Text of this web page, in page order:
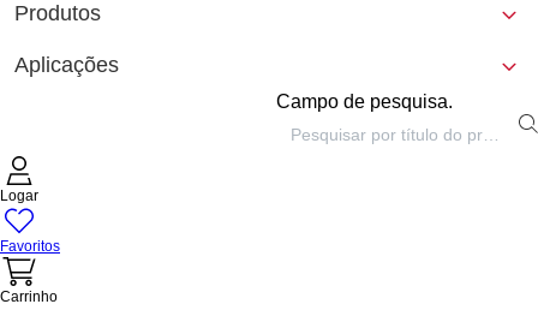
Produtos
Aplicações
Campo de pesquisa.
Logar
Favoritos
Carrinho